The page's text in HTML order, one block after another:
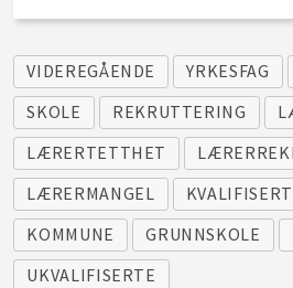
VIDEREGÅENDE YRKESFAG
SKOLE
REKRUTTERING
LÆRERTETTHET
LÆRERMANGEL
KOMMUNE
GRUNNSKOLE
UKVALIFISERTE